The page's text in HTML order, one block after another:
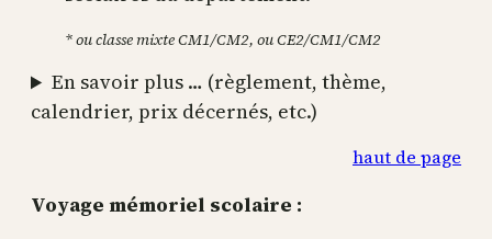
* ou classe mixte CM1/CM2,ou CE2/CM1/CM2
En savoir plus … (règlement, thème,
calendrier, prix décernés, etc.)
haut de page
Voyage mémoriel scolaire :